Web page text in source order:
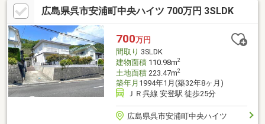
広島県呉市安浦町中央ハイツ 700万円 3SLDK
700万円
間取り 3SLDK
建物面積110.98m2
土地面積223.47m2
築年月 1994年1月(築32年8ヶ月)
ＪＲ呉線 安登駅 徒歩25分
広島県呉市安浦町中央ハイツ